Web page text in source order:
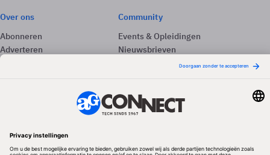
Over ons
Abonneren
Adverteren
Community
Events & Opleidingen
Nieuwsbrieven